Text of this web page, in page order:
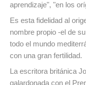
aprendizaje", "en los
Es esta fidelidad al
nombre propio -el de
todo el mundo
con una gran fertilidad.
La escritora británica
galardonada con el